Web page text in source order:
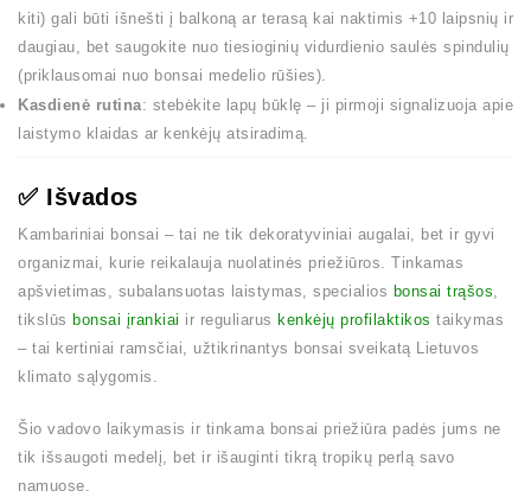
kiti) gali būti išnešti į balkoną ar terasą kai naktimis +10 laipsnių ir
daugiau, bet saugokite nuo tiesioginių vidurdienio saulės spindulių
(priklausomai nuo bonsai medelio rūšies).
Kasdienė rutina: stebėkite lapų būklę – ji pirmoji signalizuoja apie
laistymo klaidas ar kenkėjų atsiradimą.
✅ Išvados
Kambariniai bonsai – tai ne tik dekoratyviniai augalai, bet ir gyvi
organizmai, kurie reikalauja nuolatinės priežiūros. Tinkamas
apšvietimas, subalansuotas laistymas, specialios bonsai trąšos
tikslūs bonsai įrankiai ir reguliarus kenkėjų profilaktikos taikymas
– tai kertiniai ramsčiai, užtikrinantys bonsai sveikatą Lietuvos
klimato sąlygomis.
Šio vadovo laikymasis ir tinkama bonsai priežiūra padės jums ne
tik išsaugoti medelį, bet ir išauginti tikrą tropikų perlą savo
namuose.